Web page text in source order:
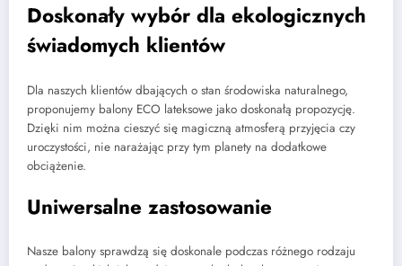
Doskonały wybór dla ekologicznych
świadomych klientów
Dla naszych klientów dbających o stan środowiska naturalnego,
proponujemy balony ECO lateksowe jako doskonałą propozycję.
Dzięki nim można cieszyć się magiczną atmosferą przyjęcia czy
uroczystości, nie narażając przy tym planety na dodatkowe
obciążenie.
Uniwersalne zastosowanie
Nasze balony sprawdzą się doskonale podczas różnego rodzaju